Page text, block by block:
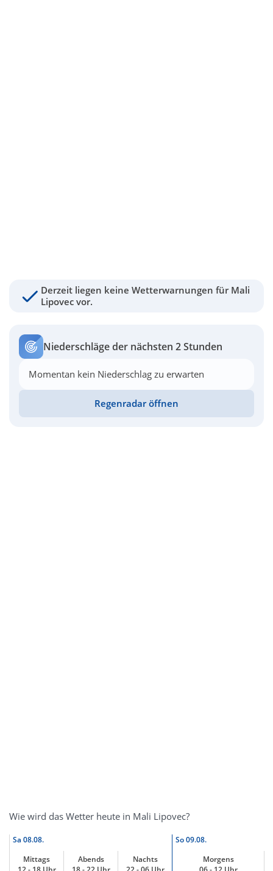
Derzeit liegen keine Wetterwarnungen für Mali
Lipovec vor.
Niederschläge der nächsten 2 Stunden
Momentan kein Niederschlag zu erwarten
Regenradar öffnen
Wie wird das Wetter heute in Mali Lipovec?
Sa 08.08. So09.08.
Mittags
Abends
Nachts
Morgens